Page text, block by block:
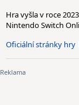
Hra vyšla v roce
Nintendo Switch
Oficiální stránky hry